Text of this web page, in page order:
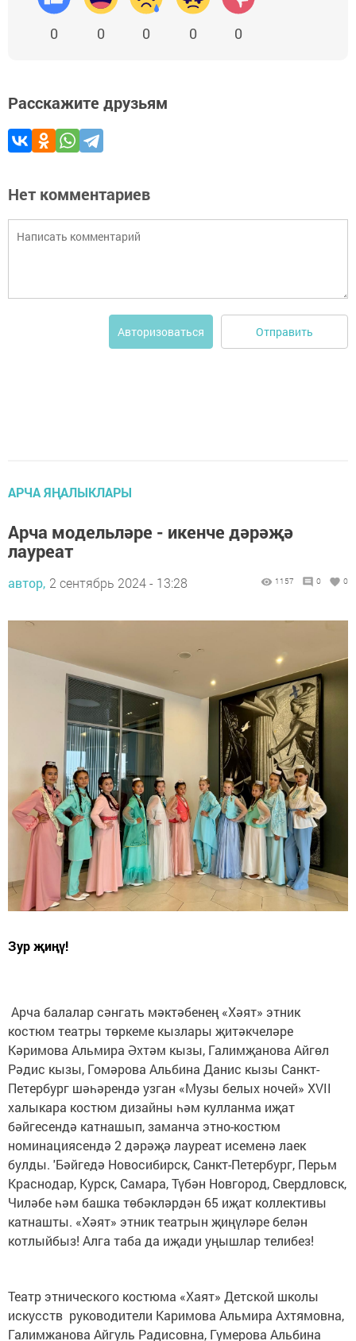
0 0 0 0 0
Расскажите друзьям
Нет комментариев
Авторизоваться Отправить
АРЧА ЯҢАЛЫКЛАРЫ
Арча модельләре - икенче дәрәҗә
лауреат
автор, 2 сентябрь 2024 - 13:28 1157 0 0
Зур җиңү!
Арча балалар сәнгать мәктәбенең «Хәят» этник
костюм театры төркеме кызлары җитәкчеләре
Кәримова Альмира Әхтәм кызы, Галимҗанова Айгөл
Рәдис кызы, Гомәрова Альбина Данис кызы Санкт-
Петербург шәһәрендә узган «Музы белых ночей» XVII
халыкара костюм дизайны һәм кулланма иҗат
бәйгесендә катнашып, заманча этно-костюм
номинациясендә 2 дәрәҗә лауреат исеменә лаек
булды. 'Бәйгедә Новосибирск, Санкт-Петербург, Перьм
Краснодар, Курск, Самара, Түбән Новгород, Свердловск,
Чиләбе һәм башка төбәкләрдән 65 иҗат коллективы
катнашты. «Хәят» этник театрын җиңүләре белән
котлыйбыз! Алга таба да иҗади уңышлар телибез!
Театр этнического костюма «Хаят» Детской школы
искусств руководители Каримова Альмира Ахтямовна,
Галимжанова Айгуль Радисовна, Гумерова Альбина